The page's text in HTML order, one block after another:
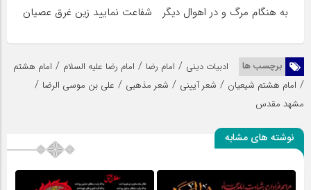
به هنگام مرگ و در اهوال دیگر شفاعت نمایید زین غرق عصیان
برچسب ها ادبیات دینی / امام رضا / امام رضا علیه السلام / امام هشتم
/ امام هشتم شیعیان / شعر آیینی / شعر مذهبی / علی بن موسی الرضا /
مشهد مقدس
نوشته های مشابه